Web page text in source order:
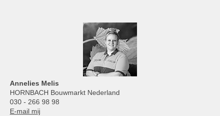
Annelies Melis
HORNBACH Bouwmarkt Nederland
030 - 266 98 98
E-mail mij